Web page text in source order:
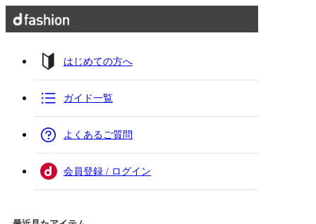
はじめての方へ
ガイド一覧
よくあるご質問
会員登録 / ログイン